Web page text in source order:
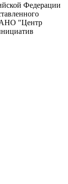
Федерации
АНО "Центр